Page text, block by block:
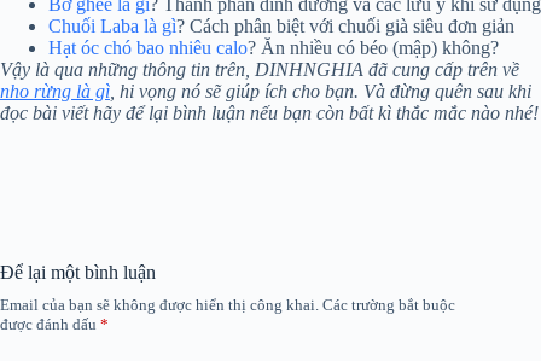
Bơ ghee là gì? Thành phần dinh dưỡng và các lưu ý khi sử dụng
Chuối Laba là gì? Cách phân biệt với chuối già siêu đơn giản
Hạt óc chó bao nhiêu calo? Ăn nhiều có béo (mập) không?
Vậy là qua những thông tin trên, DINHNGHIA đã cung cấp trên về
nho rừng là gì , hi vọng nó sẽ giúp ích cho bạn. Và đừng quên sau khi
đọc bài viết hãy để lại bình luận nếu bạn còn bất kì thắc mắc nào nhé!
Để lại một bình luận
Email của bạn sẽ không được hiển thị công khai. Các trường bắt buộc
được đánh dấu *